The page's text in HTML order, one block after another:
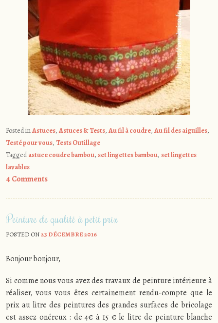
Posted inAstuces, Astuces & Tests, Au fil à coudre, Au fil des aiguilles,
Testé pour vous, Tests Outillage
Taggedastuce coudre bambou, set lingettes bambou, set lingettes
lavables
4 Comments
Peinture de qualité à petit prix
POSTED ON23 DÉCEMBRE 2016
Bonjour bonjour,
Si comme nous vous avez des travaux de peinture intérieure à
réaliser, vous vous êtes certainement rendu-compte que le
prix au litre des peintures des grandes surfaces de bricolage
est assez onéreux : de 4€ à 15 € le litre de peinture blanche